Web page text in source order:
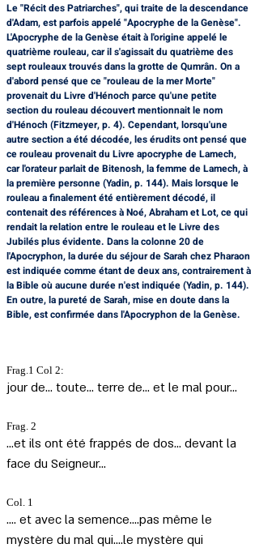
Le "Récit des Patriarches", qui traite de la descendance
d'Adam, est parfois appelé "Apocryphe de la Genèse".
L'Apocryphe de la Genèse était à l'origine appelé le
quatrième rouleau, car il s'agissait du quatrième des
sept rouleaux trouvés dans la grotte de Qumrân. On a
d'abord pensé que ce "rouleau de la mer Morte"
provenait du Livre d'Hénoch parce qu'une petite
section du rouleau découvert mentionnait le nom
d'Hénoch (Fitzmeyer, p. 4). Cependant, lorsqu'une
autre section a été décodée, les érudits ont pensé que
ce rouleau provenait du Livre apocryphe de Lamech,
car l'orateur parlait de Bitenosh, la femme de Lamech, à
la première personne (Yadin, p. 144). Mais lorsque le
rouleau a finalement été entièrement décodé, il
contenait des références à Noé, Abraham et Lot, ce qui
rendait la relation entre le rouleau et le Livre des
Jubilés plus évidente. Dans la colonne 20 de
l'Apocryphon, la durée du séjour de Sarah chez Pharaon
est indiquée comme étant de deux ans, contrairement à
la Bible où aucune durée n'est indiquée (Yadin, p. 144).
En outre, la pureté de Sarah, mise en doute dans la
Bible, est confirmée dans l'Apocryphon de la Genèse.
Frag.1 Col 2:
jour de... toute... terre de... et le mal pour...
Frag. 2
...et ils ont été frappés de dos... devant la
face du Seigneur...
Col. 1
.... et avec la semence....pas même le
mystère du mal qui....le mystère qui